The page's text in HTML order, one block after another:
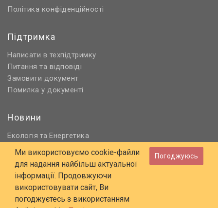
Політика конфіденційності
Підтримка
Написати в техпідтримку
Питання та відповіді
Замовити документ
Помилка у документі
Новини
Екологія та Енергетика
Нормативне регулювання
Будівництво та проєктування
Охорона праці та ПБ
© 2006 - 2026 Всі права захищені
E-mail: online@budstandart.com
Ми використовуємо cookie-файли
для надання найбільш актуальної
інформації. Продовжуючи
використовувати сайт, Ви
погоджуєтесь з використанням
Погоджуюсь